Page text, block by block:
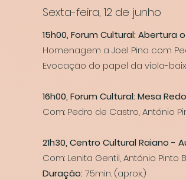
Sexta-feira, 12 de junho
15h00, Forum Cultural: Abertura
Homenagem a Joel Pina com
Evocação do papel da viola-
16h00, Forum Cultural: Mesa
Com: Pedro de Castro, António
21h30, Centro Cultural Raiano -
Com: Lenita Gentil, António Pinto
Duração: 75min. (aprox.)